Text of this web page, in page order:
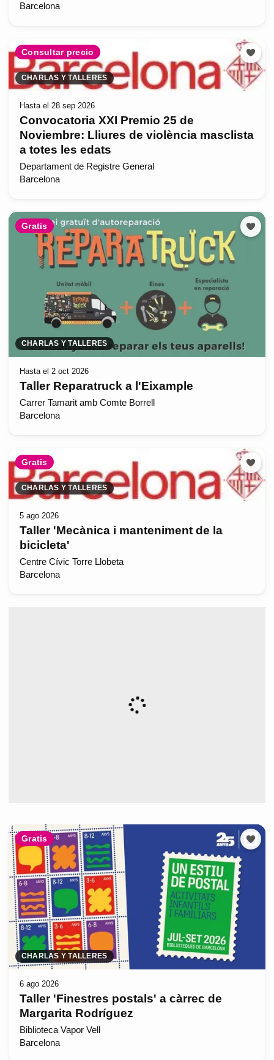
Barcelona
Consultar precio
CHARLAS Y TALLERES
Hasta el 28 sep 2026
Convocatoria XXI Premio 25 de
Noviembre: Lliures de violència masclista
a totes les edats
Departament de Registre General
Barcelona
Gratis
CHARLAS Y TALLERES
Hasta el 2 oct 2026
Taller Reparatruck a l'Eixample
Carrer Tamarit amb Comte Borrell
Barcelona
Gratis
CHARLAS Y TALLERES
5 ago 2026
Taller 'Mecànica i manteniment de la
bicicleta'
Centre Cívic Torre Llobeta
Barcelona
Gratis
CHARLAS Y TALLERES
6 ago 2026
Taller 'Finestres postals' a càrrec de
Margarita Rodríguez
Biblioteca Vapor Vell
Barcelona